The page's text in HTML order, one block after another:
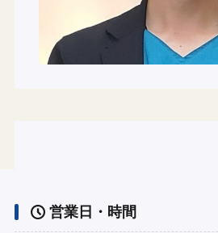
営業日・時間